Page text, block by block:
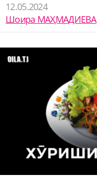
12.05.2024
Шоира МАҲМАДИЕВА